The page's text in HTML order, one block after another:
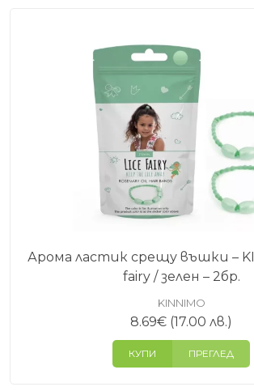
Арома ластик срещу въшки –
fairy / зелен – 2бр.
KINNIMO
8.69€ (17.00 лв.)
КУПИ ПРЕГЛЕД